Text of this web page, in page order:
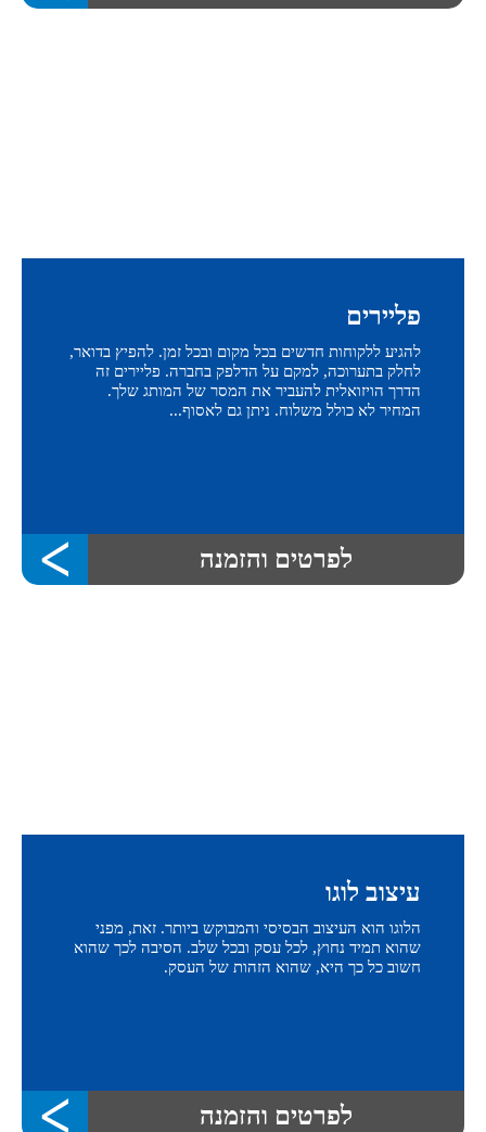
פליירים
להגיע ללקוחות חדשים בכל מקום ובכל זמן. להפיץ בדואר,
לחלק בתערוכה, למקם על הדלפק בחברה. פליירים זה
הדרך הויזואלית להעביר את המסר של המותג שלך.
המחיר לא כולל משלוח. ניתן גם לאסוף...
לפרטים והזמנה
עיצוב לוגו
הלוגו הוא העיצוב הבסיסי והמבוקש ביותר. זאת, מפני
שהוא תמיד נחוץ, לכל עסק ובכל שלב. הסיבה לכך שהוא
חשוב כל כך היא, שהוא הזהות של העסק.
לפרטים והזמנה